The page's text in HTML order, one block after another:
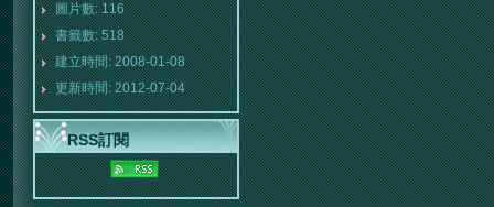
圖片數: 116
書籤數: 518
建立時間: 2008-01-08
更新時間: 2012-07-04
RSS訂閱